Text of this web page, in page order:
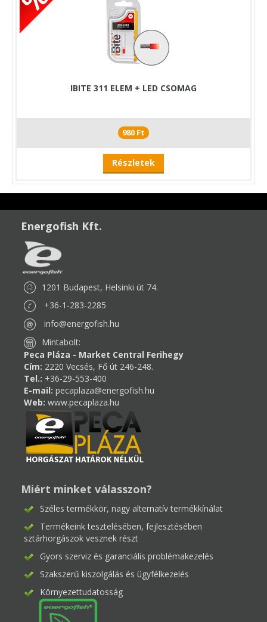
IBITE 311 ELEM + LED CSOMAG
980 Ft
Részletek
Energofish Kft.
1201 Budapest, Helsinki út 74.
+36-1-283-2285
info@energofish.hu
Mintabolt:
Peca Pláza - Market Central Ferihegy
Cím: 2220 Vecsés, Fő út 246-248.
Tel.: +36-29-553-400
E-mail: pecaplaza@energofish.hu
Web: www.pecaplaza.hu
Miért minket válasszon?
Széles termékkör, nagy alternatív termékkínálat
Termékeink tesztelésében, fejlesztésében
sztárhorgászok vesznek részt
Gyors szerviz és garanciális problémakezelés
Szakszerű kiszolgálás és ügyfélkezelés
Környezettudatosság